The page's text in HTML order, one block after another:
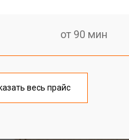
от 90 мин
от 50 мин
весь прайс